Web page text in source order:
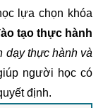
lựa chọn khóa
tạo thực hành
dạy thực hành và
người học có
định.